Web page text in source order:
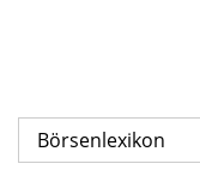
Börsenlexikon